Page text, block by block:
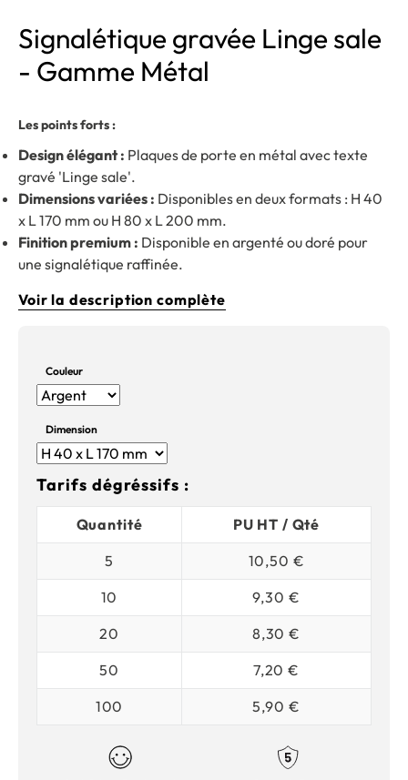
Signalétique gravée Linge sale
- Gamme Métal
Les points forts :
Design élégant : Plaques de porte en métal avec texte
gravé 'Linge sale'.
Dimensions variées : Disponibles en deux formats : H 40
x L 170 mm ou H 80 x L 200 mm.
Finition premium : Disponible en argenté ou doré pour
une signalétique raffinée.
Voir la description complète
Couleur
Dimension
Tarifs dégréssifs :
Quantité
PU HT / Qté
5
10,50 €
10
9,30 €
20
8,30 €
50
7,20 €
100
5,90 €